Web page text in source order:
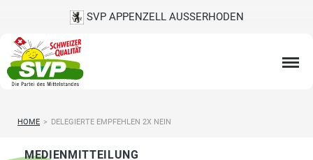
SVP APPENZELL AUSSERHODEN
HOME > DELEGIERTE EMPFEHLEN 2X NEIN
MEDIENMITTEILUNG